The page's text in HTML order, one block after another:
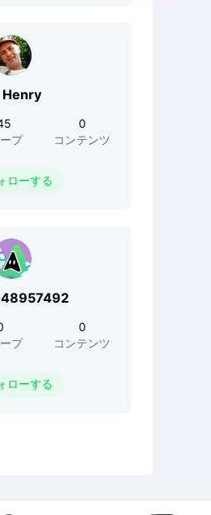
Henry
プ
0
コンテンツ
ローする
プ
0
コンテンツ
ローする